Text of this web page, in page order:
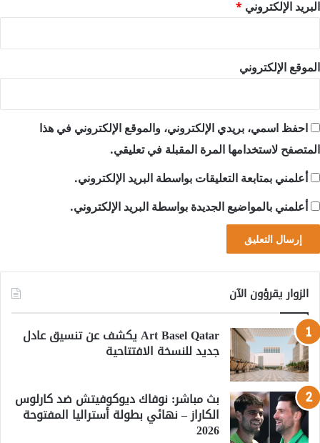
البريد الإلكتروني *
الموقع الإلكتروني
احفظ اسمي، بريدي الإلكتروني، والموقع الإلكتروني في هذا
المتصفح لاستخدامها المرة المقبلة في تعليقي.
أعلمني بمتابعة التعليقات بواسطة البريد الإلكتروني.
أعلمني بالمواضيع الجديدة بواسطة البريد الإلكتروني.
الزوار يقرؤون الآن
Art Basel Qatar يكشف عن تنسيق عادل
جديد للنسخة الافتتاحية
بث مباشر: نوفاك ديوكوفيتش ضد كارلوس
الكاراز – نهائي بطولة أستراليا المفتوحة
2026